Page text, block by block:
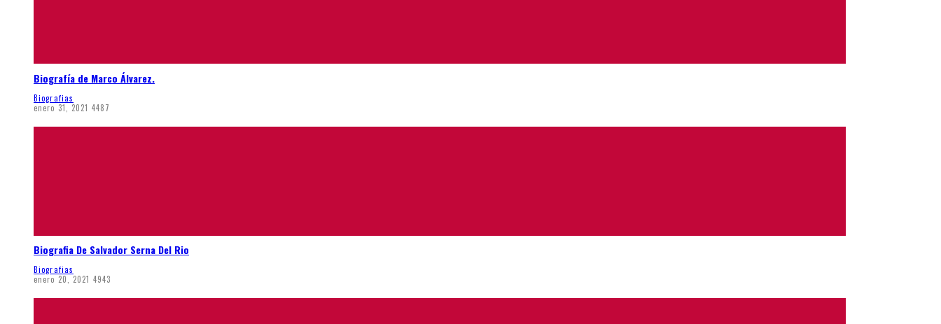
Biografía de Marco Álvarez.
Biografias
enero 31, 2021 4487
Biografia De Salvador Serna Del Rio
Biografias
enero 20, 2021 4943